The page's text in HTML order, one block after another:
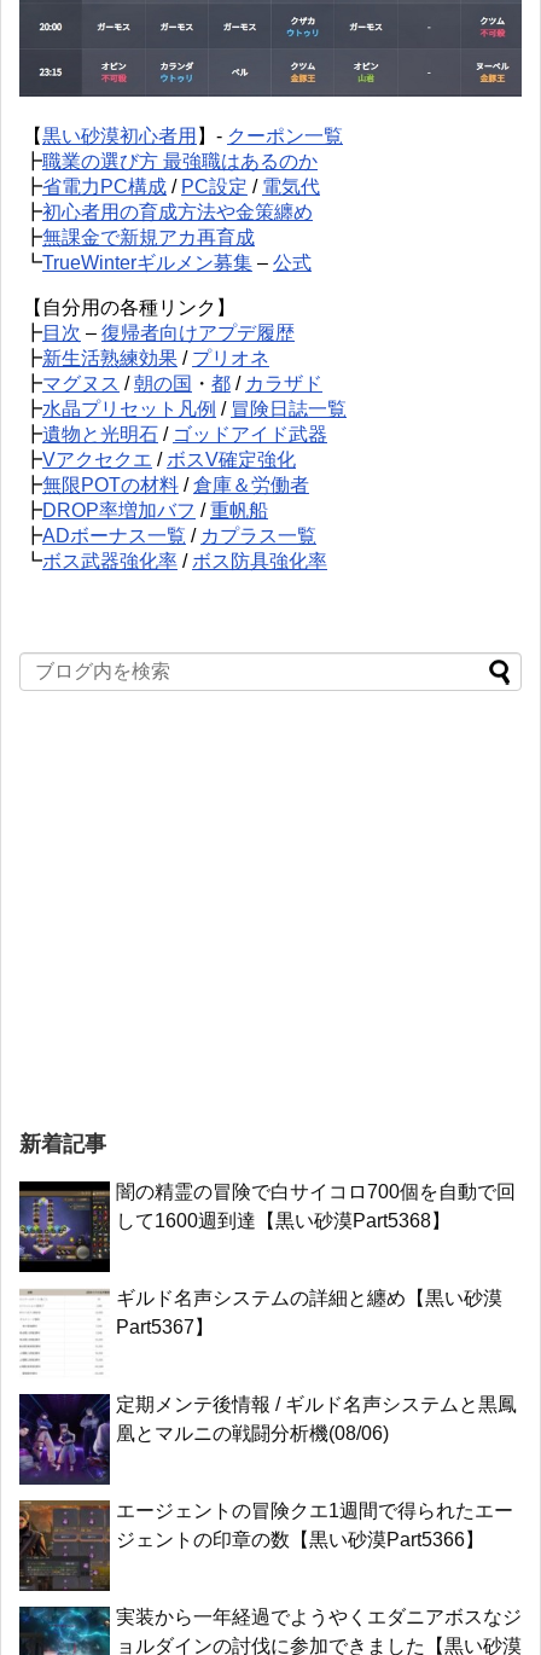
【黒い砂漠初心者用 】- クーポン一覧
┣職業の選び方 最強職はあるのか
┣省電力PC構成 / PC設定 / 電気代
┣初心者用の育成方法や金策纏め
┣無課金で新規アカ再育成
┗TrueWinterギルメン募集 – 公式
【自分用の各種リンク】
┣目次 – 復帰者向けアプデ履歴
┣新生活熟練効果 / プリオネ
┣マグヌス /朝の国 ・ 都 / カラザド
┣水晶プリセット凡例 / 冒険日誌一覧
┣遺物と光明石 / ゴッドアイド武器
┣Vアクセクエ / ボスV確定強化
┣無限POTの材料 /倉庫＆労働者
┣DROP率増加バフ /重帆船
┣ADボーナス一覧 / カプラス一覧
┗ボス武器強化率 / ボス防具強化率
新着記事
闇の精霊の冒険で白サイコロ700個を自動で回
して1600週到達【黒い砂漠Part5368】
ギルド名声システムの詳細と纏め【黒い砂漠
Part5367】
定期メンテ後情報 / ギルド名声システムと黒鳳
凰とマルニの戦闘分析機(08/06)
エージェントの冒険クエ1週間で得られたエー
ジェントの印章の数【黒い砂漠Part5366】
実装から一年経過でようやくエダニアボスなジ
ョルダインの討伐に参加できました【黒い砂漠